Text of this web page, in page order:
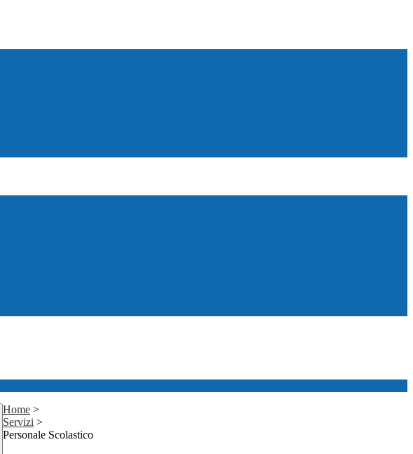
Home >
Servizi >
Personale Scolastico